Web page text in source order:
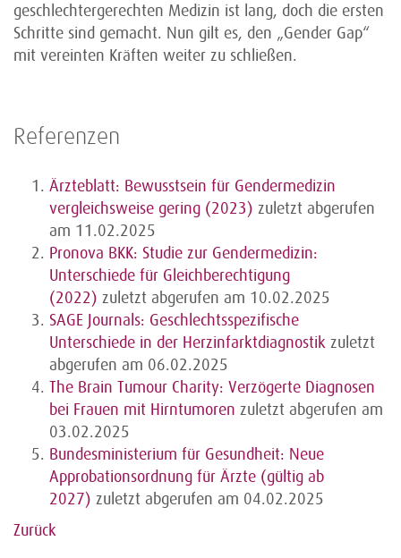
geschlechtergerechten Medizin ist lang, doch die ersten
Schritte sind gemacht. Nun gilt es, den „Gender Gap“
mit vereinten Kräften weiter zu schließen.
Referenzen
Ärzteblatt: Bewusstsein für Gendermedizin
vergleichsweise gering (2023) zuletzt abgerufen
am 11.02.2025
Pronova BKK: Studie zur Gendermedizin:
Unterschiede für Gleichberechtigung
(2022) zuletzt abgerufen am 10.02.2025
SAGE Journals: Geschlechtsspezifische
Unterschiede in der Herzinfarktdiagnostik zuletzt
abgerufen am 06.02.2025
The Brain Tumour Charity: Verzögerte Diagnosen
bei Frauen mit Hirntumoren zuletzt abgerufen am
03.02.2025
Bundesministerium für Gesundheit: Neue
Approbationsordnung für Ärzte (gültig ab
2027) zuletzt abgerufen am 04.02.2025
Zurück